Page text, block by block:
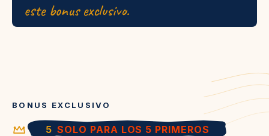
este bonus exclusivo.
BONUS EXCLUSIVO
5 SOLO PARA LOS 5 PRIMEROS